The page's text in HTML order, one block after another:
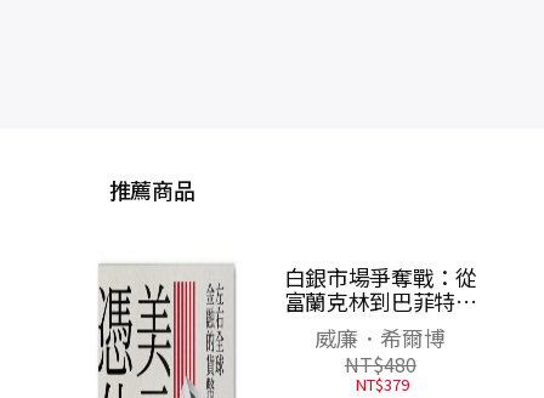
推薦商品
白銀市場爭奪戰：從
富蘭克林到巴菲特，
點燃全球經濟與關鍵
決策的致富貨幣
威廉．希爾博
NT$480
NT$379